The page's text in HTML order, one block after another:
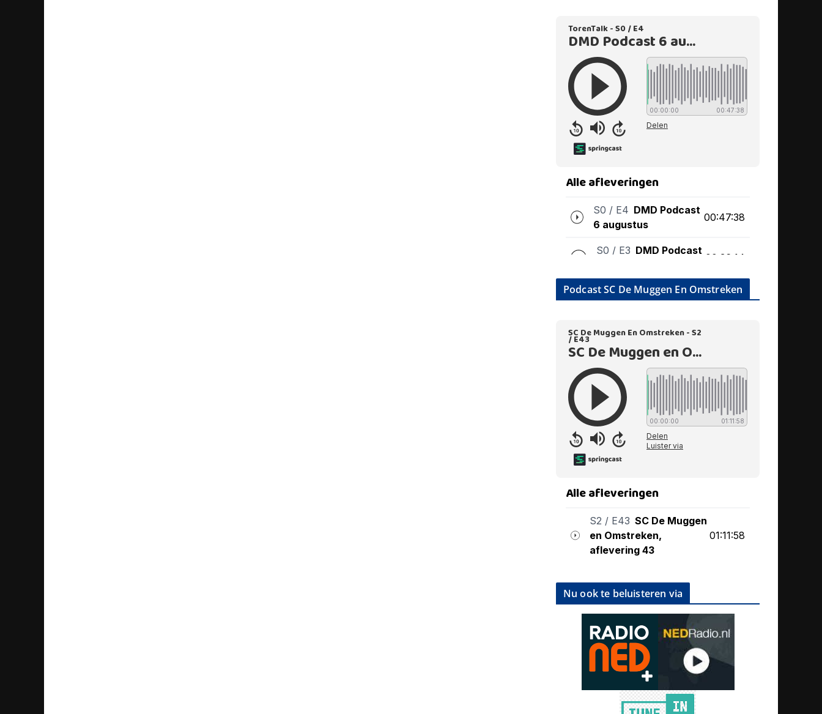
Podcast SC De Muggen En Omstreken
Nu ook te beluisteren via